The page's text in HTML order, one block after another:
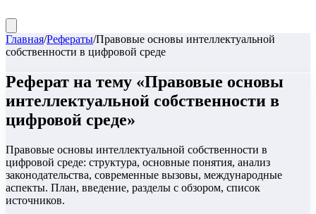
Главная/Рефераты/Правовые основы интеллектуальной
собственности в цифровой среде
Реферат на тему «Правовые основы
интеллектуальной собственности в
цифровой среде»
Правовые основы интеллектуальной собственности в
цифровой среде: структура, основные понятия, анализ
законодательства, современные вызовы, международные
аспекты. План, введение, разделы с обзором, список
источников.